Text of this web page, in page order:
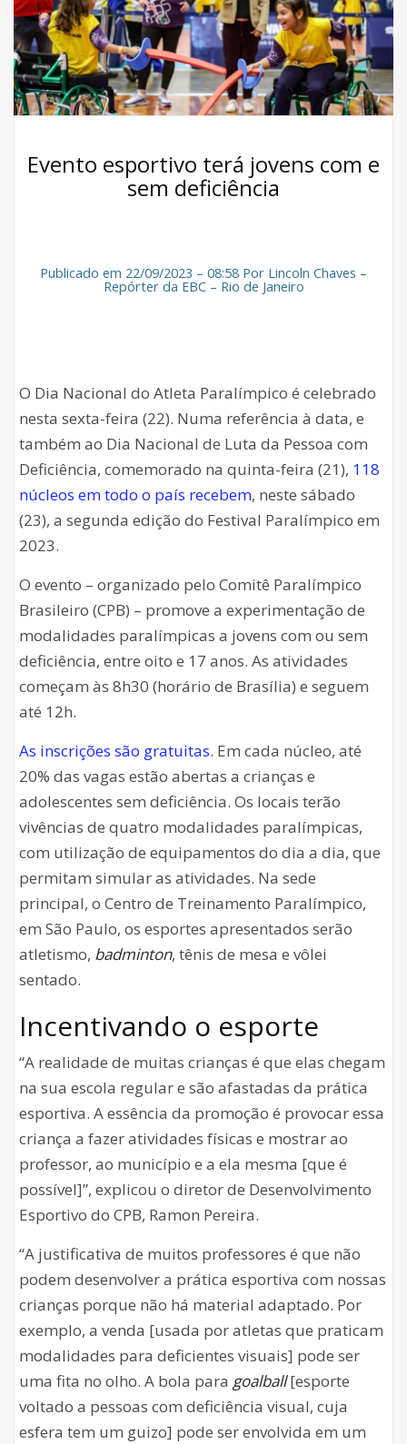
Evento esportivo terá jovens com e
sem deficiência
Publicado em 22/09/2023 – 08:58 Por Lincoln Chaves –
Repórter da EBC – Rio de Janeiro
O Dia Nacional do Atleta Paralímpico é celebrado
nesta sexta-feira (22). Numa referência à data, e
também ao Dia Nacional de Luta da Pessoa com
Deficiência, comemorado na quinta-feira (21), 118
núcleos em todo o país recebem, neste sábado
(23), a segunda edição do Festival Paralímpico em
2023.
O evento – organizado pelo Comitê Paralímpico
Brasileiro (CPB) – promove a experimentação de
modalidades paralímpicas a jovens com ou sem
deficiência, entre oito e 17 anos. As atividades
começam às 8h30 (horário de Brasília) e seguem
até 12h.
As inscrições são gratuitas. Em cada núcleo, até
20% das vagas estão abertas a crianças e
adolescentes sem deficiência. Os locais terão
vivências de quatro modalidades paralímpicas,
com utilização de equipamentos do dia a dia, que
permitam simular as atividades. Na sede
principal, o Centro de Treinamento Paralímpico,
em São Paulo, os esportes apresentados serão
atletismo, badminton, tênis de mesa e vôlei
sentado.
Incentivando o esporte
“A realidade de muitas crianças é que elas chegam
na sua escola regular e são afastadas da prática
esportiva. A essência da promoção é provocar essa
criança a fazer atividades físicas e mostrar ao
professor, ao município e a ela mesma [que é
possível]”, explicou o diretor de Desenvolvimento
Esportivo do CPB, Ramon Pereira.
“A justificativa de muitos professores é que não
podem desenvolver a prática esportiva com nossas
crianças porque não há material adaptado. Por
exemplo, a venda [usada por atletas que praticam
modalidades para deficientes visuais] pode ser
uma fita no olho. A bola para goalball[esporte
voltado a pessoas com deficiência visual, cuja
esfera tem um guizo] pode ser envolvida em um